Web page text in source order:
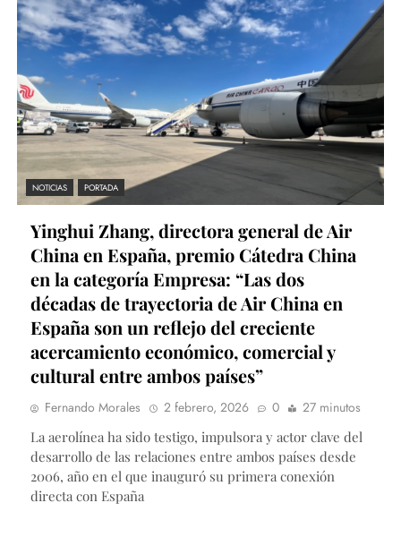
NOTICIAS PORTADA
Yinghui Zhang, directora general de Air
China en España, premio Cátedra China
en la categoría Empresa: “Las dos
décadas de trayectoria de Air China en
España son un reflejo del creciente
acercamiento económico, comercial y
cultural entre ambos países”
Fernando Morales 2 febrero, 2026 0
27 minutos
La aerolínea ha sido testigo, impulsora y actor clave del
desarrollo de las relaciones entre ambos países desde
2006, año en el que inauguró su primera conexión
directa con España